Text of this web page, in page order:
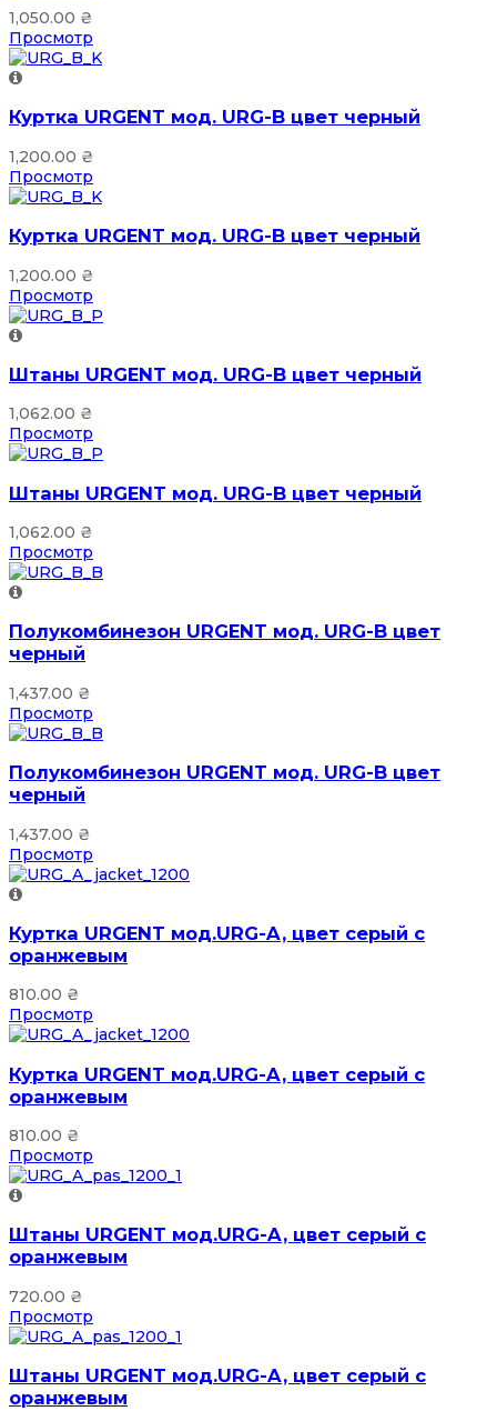
1,050.00 ₴
Просмотр
Куртка URGENT мод. URG-B цвет черный
1,200.00 ₴
Просмотр
Куртка URGENT мод. URG-B цвет черный
1,200.00 ₴
Просмотр
Штаны URGENT мод. URG-B цвет черный
1,062.00 ₴
Просмотр
Штаны URGENT мод. URG-B цвет черный
1,062.00 ₴
Просмотр
Полукомбинезон URGENT мод. URG-B цвет
черный
1,437.00 ₴
Просмотр
Полукомбинезон URGENT мод. URG-B цвет
черный
1,437.00 ₴
Просмотр
Куртка URGENT мод.URG-A, цвет серый с
оранжевым
810.00 ₴
Просмотр
Куртка URGENT мод.URG-A, цвет серый с
оранжевым
810.00 ₴
Просмотр
Штаны URGENT мод.URG-A, цвет серый с
оранжевым
720.00 ₴
Просмотр
Штаны URGENT мод.URG-A, цвет серый с
оранжевым